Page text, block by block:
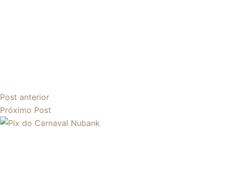
Post anterior
Próximo Post